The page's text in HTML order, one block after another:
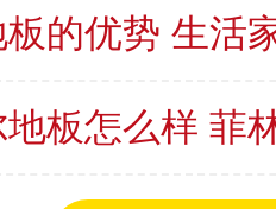
的优势 生活家
怎么样 菲林格